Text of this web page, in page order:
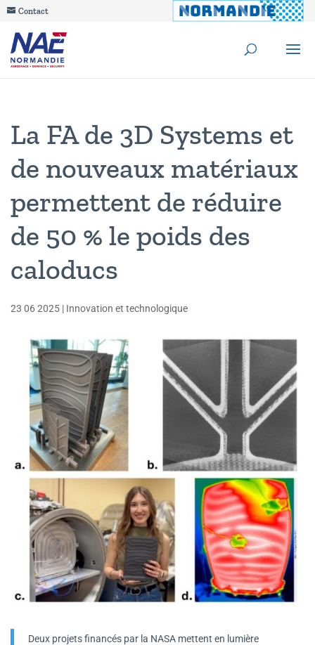
Contact
La FA de 3D Systems et
de nouveaux matériaux
permettent de réduire
de 50 % le poids des
caloducs
23 06 2025 | Innovation et technologique
Deux projets financés par la NASA mettent en lumière